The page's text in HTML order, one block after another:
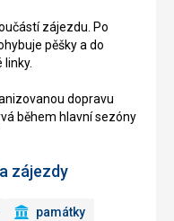
zájezdu. Po
pěšky a do
dopravu
během hlavní sezóny
zájezdy
památky